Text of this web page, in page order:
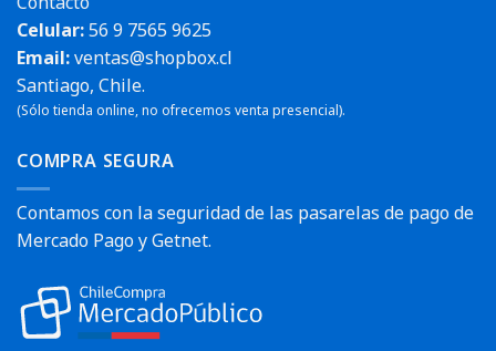
Celular:56 9 7565 9625
Email:ventas@shopbox.cl
Santiago, Chile.
(Sólo tienda online, no ofrecemos venta presencial).
COMPRA SEGURA
Contamos con la seguridad de las pasarelas de pago de
Mercado Pago y Getnet.